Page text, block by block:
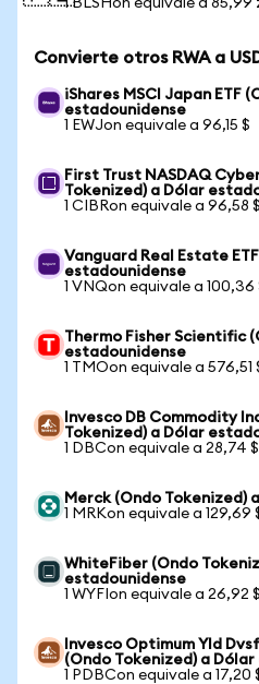
1 BLSHon equivale a 85,99
Convierte otros RWA a
iShares MSCI Japan ETF
estadounidense
1 EWJon equivale a 96,15 $
First Trust NASDAQ
Tokenized) a Dólar
1 CIBRon equivale a 96,58 $
Vanguard Real Estate
estadounidense
1 VNQon equivale a 100,36
Thermo Fisher Scientific
estadounidense
1 TMOon equivale a 576,51
Invesco DB Commodity
Tokenized) a Dólar
1 DBCon equivale a 28,74 $
Merck (Ondo Tokenized)
1 MRKon equivale a 129,69
WhiteFiber (Ondo
estadounidense
1 WYFIon equivale a 26,92 $
Invesco Optimum Yld
(Ondo Tokenized) a
1 PDBCon equivale a 17,20